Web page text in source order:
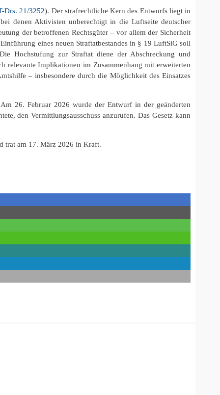
Drs. 21/3252). Der strafrechtliche Kern des Entwurfs liegt in
denen Aktivisten unberechtigt in die Luftseite deutscher
der betroffenen Rechtsgüter – vor allem der Sicherheit
eines neuen Straftatbestandes in § 19 LuftSiG soll
Hochstufung zur Straftat diene der Abschreckung und
relevante Implikationen im Zusammenhang mit erweiterten
– insbesondere durch die Möglichkeit des Einsatzes
26. Februar 2026 wurde der Entwurf in der geänderten
den Vermittlungsausschuss anzurufen. Das Gesetz kann
trat am 17. März 2026 in Kraft.